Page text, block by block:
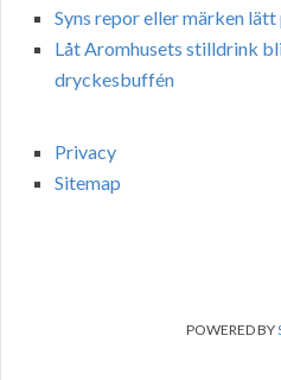
Syns repor eller märken lätt
Låt Aromhusets stilldrink
dryckesbuffén
Privacy
Sitemap
POWERED BY